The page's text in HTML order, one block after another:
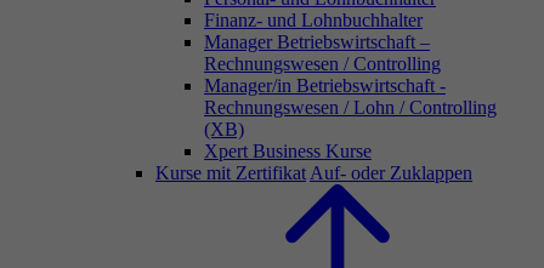
Finanz- und Lohnbuchhalter
Manager Betriebswirtschaft –
Rechnungswesen / Controlling
Manager/in Betriebswirtschaft -
Rechnungswesen / Lohn / Controlling
(XB)
Xpert Business Kurse
Kurse mit Zertifikat Auf- oder Zuklappen